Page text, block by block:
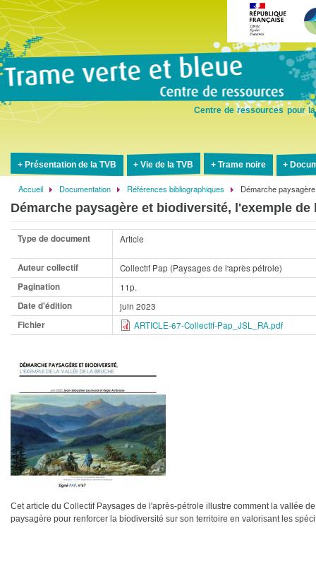
Centre de ressources pour
Présentation de la TVB Vie de la TVB Trame noire
Fil
d'Ariane
Accueil Documentation Références bibliographiques Démarche
Démarche paysagère et biodiversité, l'exemple de
Type de document Article
Auteur collectif
Collectif Pap (Paysages de l'après pétrole)
Pagination
11p.
Date d'édition
juin 2023
Fichier
ARTICLE-67-Collectif-Pap_JSL_RA.pdf
Cet article du Collectif Paysages de l'après-pétrole illustre comment la vallée
paysagère pour renforcer la biodiversité sur son territoire en valorisant les